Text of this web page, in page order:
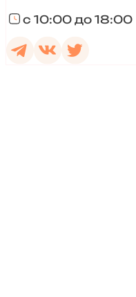
с 10:00 до 18:00